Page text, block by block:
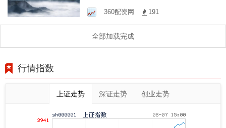
投资策略
360配资网 191
全部加载完成
行情指数
上证走势 深证走势 创业走势